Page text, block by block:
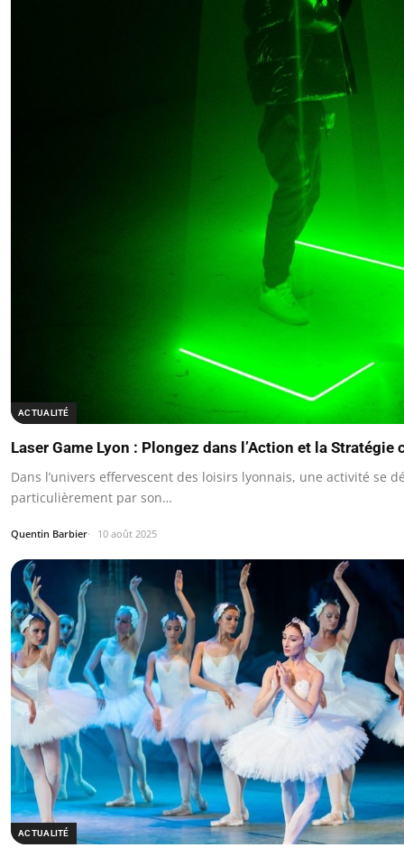
ACTUALITÉ
Laser Game Lyon : Plongez dans l’Action et la Stratégie
Dans l’univers effervescent des loisirs lyonnais, une activité se
particulièrement par son…
Quentin Barbier 10 août 2025
ACTUALITÉ